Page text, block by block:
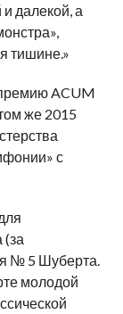
далекой, а
тишине.»
ACUM
же 2015
с
№ 5 Шуберта.
молодой